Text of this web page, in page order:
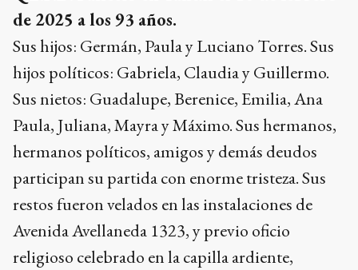
de 2025 a los 93 años.
Sus hijos: Germán, Paula y Luciano Torres. Sus
hijos políticos: Gabriela, Claudia y Guillermo.
Sus nietos: Guadalupe, Berenice, Emilia, Ana
Paula, Juliana, Mayra y Máximo. Sus hermanos,
hermanos políticos, amigos y demás deudos
participan su partida con enorme tristeza. Sus
restos fueron velados en las instalaciones de
Avenida Avellaneda 1323, y previo oficio
religioso celebrado en la capilla ardiente,